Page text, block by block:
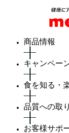
商品情報
キャンペー
食を知る・
品質への取
お客様サポ